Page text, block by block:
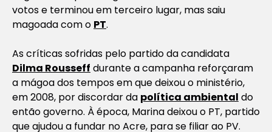
votos e terminou em terceiro lugar, mas saiu
magoada com o PT.
As críticas sofridas pelo partido da candidata
Dilma Rousseff durante a campanha reforçaram
a mágoa dos tempos em que deixou o ministério,
em 2008, por discordar da política ambiental do
então governo. À época, Marina deixou o PT, partido
que ajudou a fundar no Acre, para se filiar ao PV.